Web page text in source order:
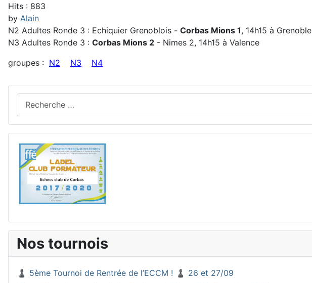
Hits : 883
by Alain
N2 Adultes Ronde 3 : Echiquier Grenoblois - Corbas Mions 1, 14h15 à Grenoble
N3 Adultes Ronde 3 : Corbas Mions 2 - Nimes 2, 14h15 à Valence
groupes : N2 N3 N4
Nos tournois
♟️ 5ème Tournoi de Rentrée de l’ECCM ! ♟️ 26 et 27/09